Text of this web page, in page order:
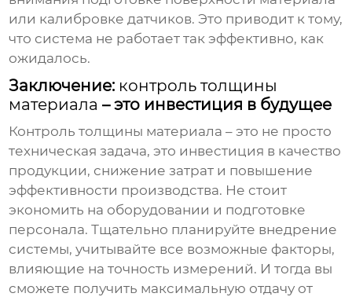
или калибровке датчиков. Это приводит к тому,
что система не работает так эффективно, как
ожидалось.
Заключение: контроль толщины
материала – это инвестиция в будущее
Контроль толщины материала – это не просто
техническая задача, это инвестиция в качество
продукции, снижение затрат и повышение
эффективности производства. Не стоит
экономить на оборудовании и подготовке
персонала. Тщательно планируйте внедрение
системы, учитывайте все возможные факторы,
влияющие на точность измерений. И тогда вы
сможете получить максимальную отдачу от